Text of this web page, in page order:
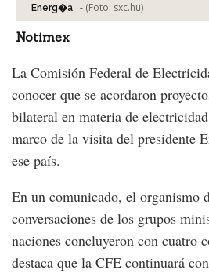
Energ�a - (Foto: sxc.hu)
Notimex
La Comisión Federal de
conocer que se acordaron
bilateral en materia de
marco de la visita del presidente
ese país.
En un comunicado, el organismo
conversaciones de los grupos
naciones concluyeron con cuatro
destaca que la CFE continuará